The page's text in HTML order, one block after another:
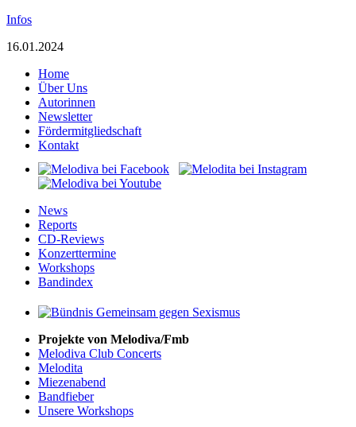
Infos
16.01.2024
Home
Über Uns
Autorinnen
Newsletter
Fördermitgliedschaft
Kontakt
News
Reports
CD-Reviews
Konzerttermine
Workshops
Bandindex
Projekte von Melodiva/Fmb
Melodiva Club Concerts
Melodita
Miezenabend
Bandfieber
Unsere Workshops